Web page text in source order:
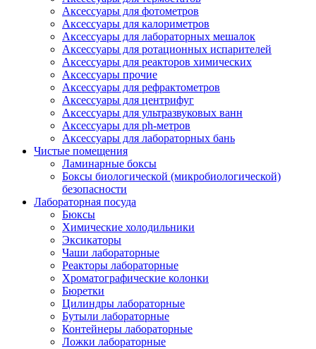
Аксессуары для фотометров
Аксессуары для калориметров
Аксессуары для лабораторных мешалок
Аксессуары для ротационных испарителей
Аксессуары для реакторов химических
Аксессуары прочие
Аксессуары для рефрактометров
Аксессуары для центрифуг
Аксессуары для ультразвуковых ванн
Аксессуары для ph-метров
Аксессуары для лабораторных бань
Чистые помещения
Ламинарные боксы
Боксы биологической (микробиологической)
безопасности
Лабораторная посуда
Бюксы
Химические холодильники
Эксикаторы
Чаши лабораторные
Реакторы лабораторные
Хроматографические колонки
Бюретки
Цилиндры лабораторные
Бутыли лабораторные
Контейнеры лабораторные
Ложки лабораторные